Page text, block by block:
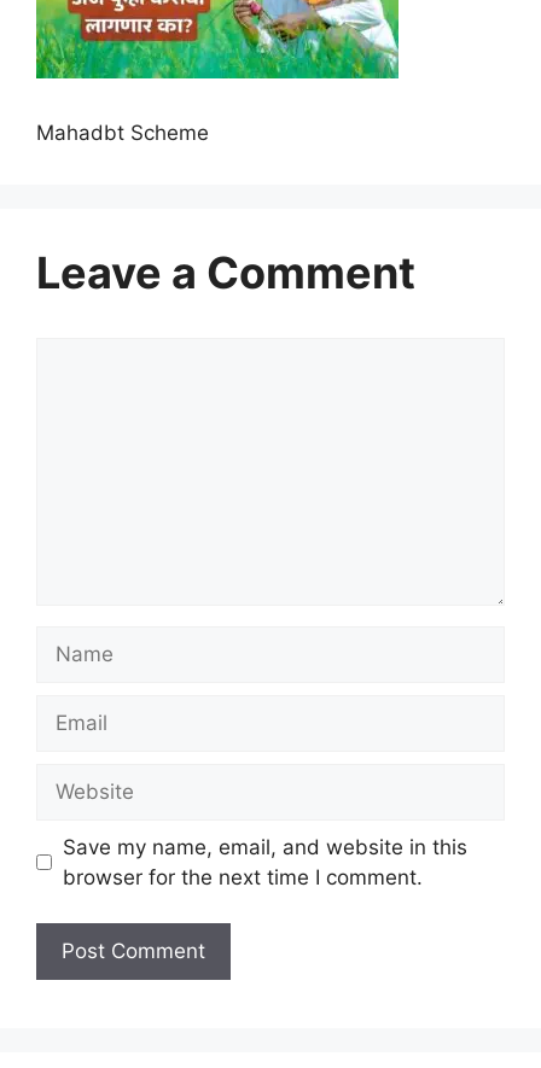
Mahadbt Scheme
Leave a Comment
Save my name, email, and website in this
browser for the next time I comment.